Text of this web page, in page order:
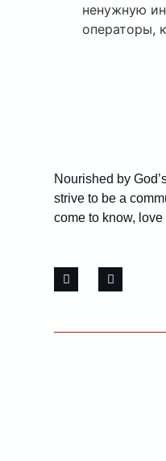
ненужную
операторы,
Nourished by
strive to be a
come to know,